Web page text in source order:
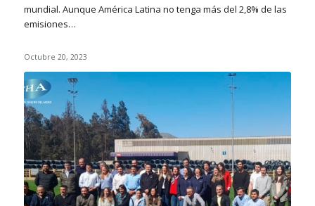
mundial. Aunque América Latina no tenga más del 2,8% de las
emisiones…
Octubre 20, 2023